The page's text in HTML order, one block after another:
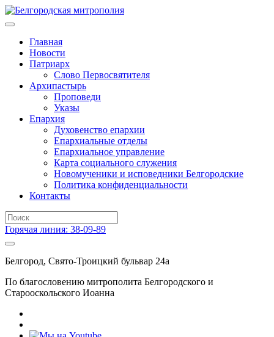
Главная
Новости
Патриарх
Слово Первосвятителя
Архипастырь
Проповеди
Указы
Епархия
Духовенство епархии
Епархиальные отделы
Епархиальное управление
Карта социального служения
Новомученики и исповедники Белгородские
Политика конфиденциальности
Контакты
Горячая линия: 38-09-89
Белгород, Свято-Троицкий бульвар 24а
По благословению митрополита Белгородского и
Старооскольского Иоанна